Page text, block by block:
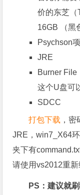
价的东芝（
16GB （黑
Psychson
JRE
Burner File
这个U盘可
SDCC
打包下载 ，
JRE，win7_X64
夹下有
请使用vs2012重新
PS：建议就